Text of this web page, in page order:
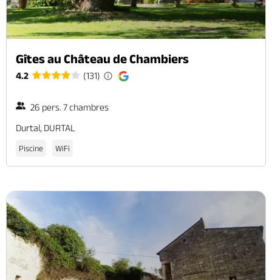
Gîtes au Château de Chambiers
4.2 (131)
26 pers. 7 chambres
Durtal, DURTAL
Piscine WiFi